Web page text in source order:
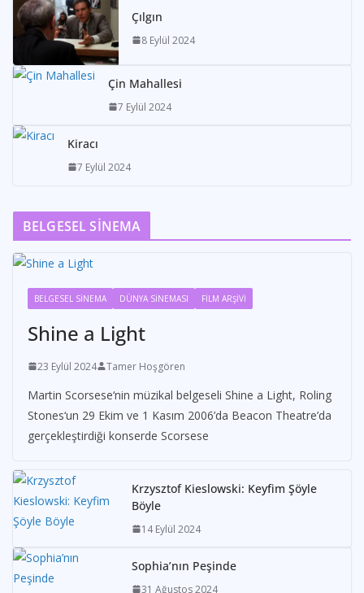
Çılgın
8 Eylül 2024
Çin Mahallesi
7 Eylül 2024
Kiracı
7 Eylül 2024
BELGESEL SİNEMA
BELGESEL SİNEMA DÜNYA SİNEMASI FİLM ARŞİVİ
Shine a Light
23 Eylül 2024 Tamer Hoşgören
Martin Scorsese‘nin müzikal belgeseli Shine a Light, Roling
Stones‘un 29 Ekim ve 1 Kasım 2006’da Beacon Theatre’da
gerçekleştirdiği konserde Scorsese
Krzysztof Kieslowski: Keyfim Şöyle
Böyle
14 Eylül 2024
Sophia’nın Peşinde
31 Ağustos 2024